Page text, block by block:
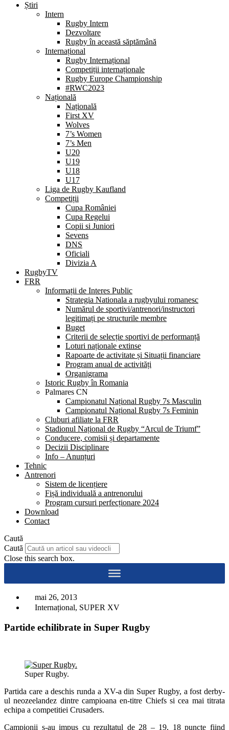
Știri
Intern
Rugby Intern
Dezvoltare
Rugby în această săptămână
Internațional
Rugby Internațional
Competiții internaționale
Rugby Europe Championship
#RWC2023
Națională
Națională
First XV
Wolves
7’s Women
7’s Men
U20
U19
U18
U17
Liga de Rugby Kaufland
Competiții
Cupa României
Cupa Regelui
Copii si Juniori
Sevens
DNS
Oficiali
Divizia A
RugbyTV
FRR
Informații de Interes Public
Strategia Nationala a rugbyului romanesc
Numărul de sportivi/antrenori/instructori
legitimați pe structurile membre
Buget
Criterii de selecție sportivi de performanță
Loturi naționale extinse
Rapoarte de activitate și Situații financiare
Program anual de activități
Organigrama
Istoric Rugby în Romania
Palmares CN
Campionatul Național Rugby 7s Masculin
Campionatul Național Rugby 7s Feminin
Cluburi afiliate la FRR
Stadionul Național de Rugby “Arcul de Triumf”
Conducere, comisii și departamente
Decizii Disciplinare
Info – Anunțuri
Tehnic
Antrenori
Sistem de licențiere
Fișă individuală a antrenorului
Program cursuri perfecționare 2024
Download
Contact
Caută
Caută
Close this search box.
mai 26, 2013
Internațional, SUPER XV
Partide echilibrate in Super Rugby
Super Rugby.
Partida care a deschis runda a XV-a din Super Rugby, a fost derby-
ul neozeelandez dintre campioana en-titre Chiefs si cea mai titrata
echipa a competitiei Crusaders.
Campionii s-au impus cu rezultatul de 28 – 19, 18 puncte fiind